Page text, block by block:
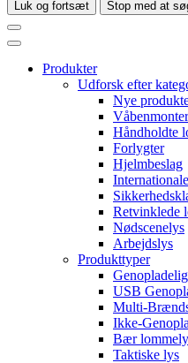
Luk og fortsæt Stop med at
Produkter
Udforsk efter
Nye
Håndholdte
Forlygter
Hjelmbeslag
Retvinklede
Nødscenelys
Arbejdslys
Produkttyper
USB
Multi-
Ikke-
Bær
Taktiske lys